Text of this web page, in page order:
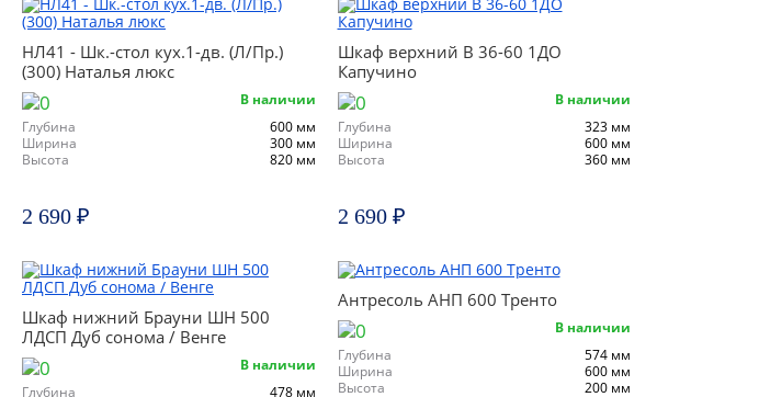
НЛ41 - Шк.-стол кух.1-дв. (Л/Пр.)
(300) Наталья люкс
В наличии
Глубина
600 мм
Ширина
300 мм
Высота
820 мм
2 690 ₽
Шкаф верхний В 36-60 1ДО
Капучино
В наличии
Глубина
323 мм
Ширина
600 мм
Высота
360 мм
2 690 ₽
Шкаф нижний Брауни ШН 500
ЛДСП Дуб сонома / Венге
В наличии
Глубина
478 мм
Антресоль АНП 600 Тренто
В наличии
Глубина
574 мм
Ширина
600 мм
Высота
200 мм